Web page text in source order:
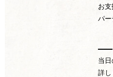
お
パ
当
詳し